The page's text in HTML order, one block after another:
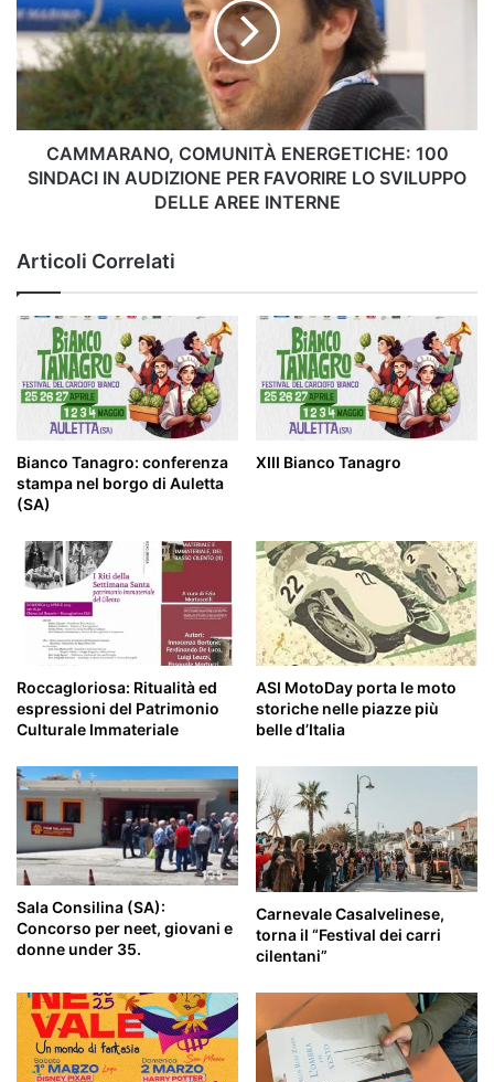
100
SINDACI
IN
AUDIZIONE
PER
FAVORIRE
SVILUPPO
CAMMARANO, COMUNITÀ ENERGETICHE: 100
SINDACI IN AUDIZIONE PER FAVORIRE LO SVILUPPO
DELLE AREE INTERNE
Articoli Correlati
Bianco Tanagro: conferenza
stampa nel borgo di Auletta
(SA)
XIII Bianco Tanagro
Roccagloriosa: Ritualità ed
espressioni del Patrimonio
Culturale Immateriale
ASI MotoDay porta le moto
storiche nelle piazze più
belle d’Italia
Sala Consilina (SA):
Concorso per neet, giovani e
donne under 35.
Carnevale Casalvelinese,
torna il “Festival dei carri
cilentani”